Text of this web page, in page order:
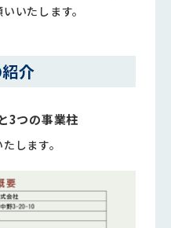
いたします。
介
3つの事業柱
します。